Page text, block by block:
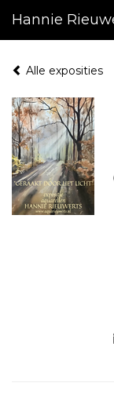
Alle exposities